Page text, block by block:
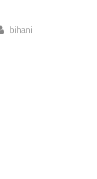
bihani